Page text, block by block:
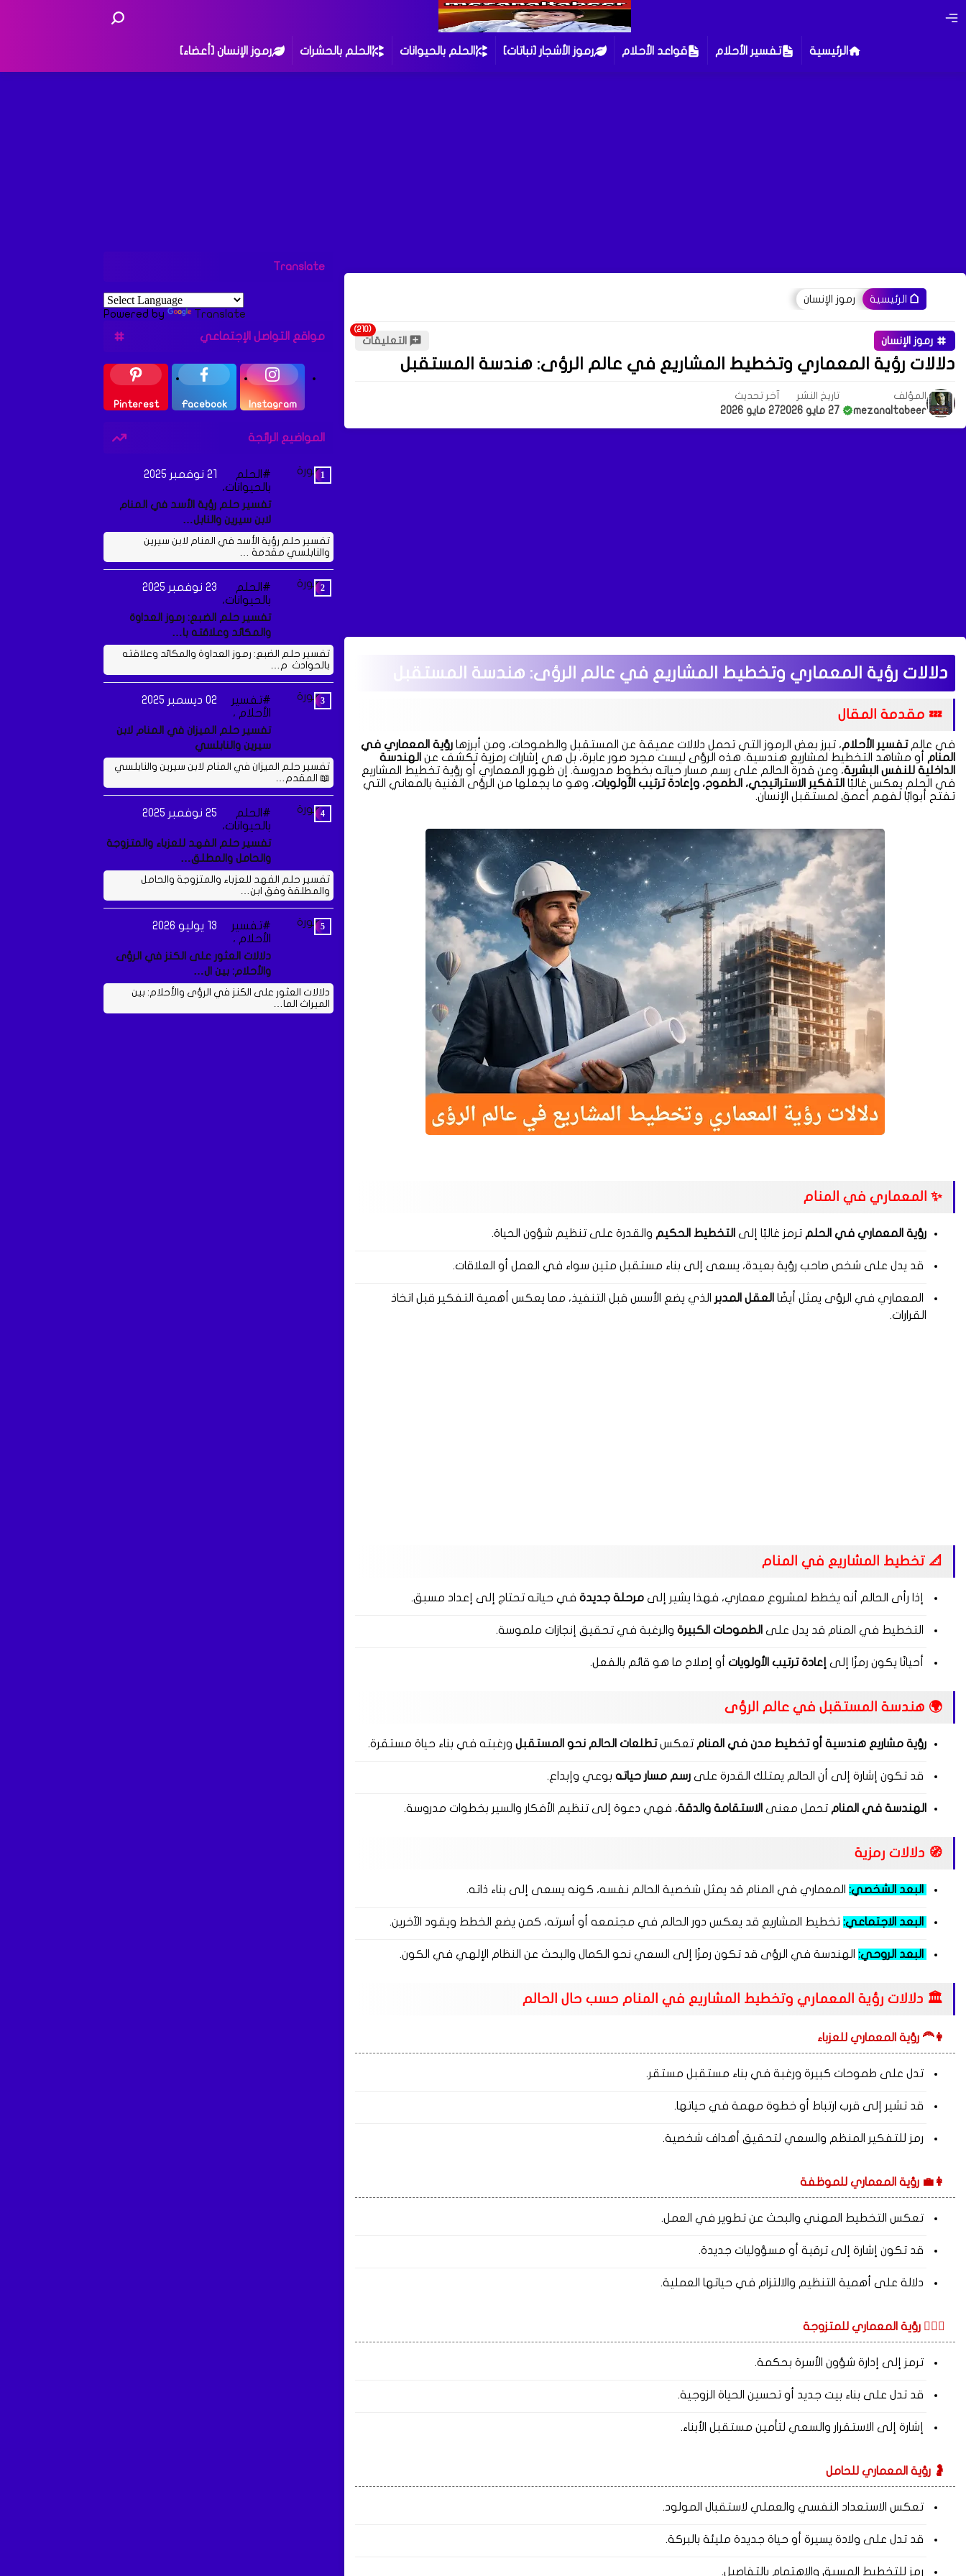
الرئيسية تفسير الأحلام قواعد الأحلام رموز الأشجار [نباتات] الحلم بالحيوانات الحلم بالحشرات رموز الإنسان [أعضاء]
الرئيسية رموز الإنسان
رموز الإنسان التعليقات
دلالات رؤية المعماري وتخطيط المشاريع في عالم الرؤى: هندسة المستقبل
المؤلف
mezanaltabeer
تاريخ النشر
27 مايو 2026
آخر تحديث
27 مايو 2026
دلالات رؤية المعماري وتخطيط المشاريع في عالم الرؤى: هندسة المستقبل
💤 مقدمة المقال
في عالمتفسير الأحلام، تبرز بعض الرموز التي تحمل دلالات عميقة عن المستقبل والطموحات، ومن أبرزها رؤية المعماري في
المنام
أو مشاهد التخطيط لمشاريع هندسية. هذه الرؤى ليست مجرد صور عابرة، بل هي إشارات رمزية تكشف عن الهندسة
الداخلية للنفس البشرية، وعن قدرة الحالم على رسم مسار حياته بخطوط مدروسة. إن ظهور المعماري أو رؤية تخطيط المشاريع
في الحلم يعكس غالبًا التفكير الاستراتيجي، الطموح، وإعادة ترتيب الأولويات، وهو ما يجعلها من الرؤى الغنية بالمعاني التي
تفتح أبوابًا لفهم أعمق لمستقبل الإنسان.
✨ المعماري في المنام
رؤية المعماري في الحلم ترمز غالبًا إلى التخطيط الحكيم والقدرة على تنظيم شؤون الحياة.
قد يدل على شخص صاحب رؤية بعيدة، يسعى إلى بناء مستقبل متين سواء في العمل أو العلاقات.
المعماري في الرؤى يمثل أيضًا العقل المدبر الذي يضع الأسس قبل التنفيذ، مما يعكس أهمية التفكير قبل اتخاذ
القرارات.
📐 تخطيط المشاريع في المنام
إذا رأى الحالم أنه يخطط لمشروع معماري، فهذا يشير إلى مرحلة جديدة في حياته تحتاج إلى إعداد مسبق.
التخطيط في المنام قد يدل على الطموحات الكبيرة والرغبة في تحقيق إنجازات ملموسة.
أحيانًا يكون رمزًا إلى إعادة ترتيب الأولويات أو إصلاح ما هو قائم بالفعل.
🌍 هندسة المستقبل في عالم الرؤى
رؤية مشاريع هندسية أو تخطيط مدن في المنام تعكستطلعات الحالم نحو المستقبل ورغبته في بناء حياة مستقرة.
قد تكون إشارة إلى أن الحالم يمتلك القدرة على رسم مسار حياته بوعي وإبداع.
الهندسة في المنام تحمل معنى الاستقامة والدقة، فهي دعوة إلى تنظيم الأفكار والسير بخطوات مدروسة.
🧭 دلالات رمزية
البعد الشخصي: المعماري في المنام قد يمثل شخصية الحالم نفسه، كونه يسعى إلى بناء ذاته.
البعد الاجتماعي: تخطيط المشاريع قد يعكس دور الحالم في مجتمعه أو أسرته، كمن يضع الخطط ويقود الآخرين.
البعد الروحي: الهندسة في الرؤى قد تكون رمزًا إلى السعي نحو الكمال والبحث عن النظام الإلهي في الكون.
🏛️ دلالات رؤية المعماري وتخطيط المشاريع في المنام حسب حال الحالم
👩‍🦰 رؤية المعماري للعزباء
تدل على طموحات كبيرة ورغبة في بناء مستقبل مستقر.
قد تشير إلى قرب ارتباط أو خطوة مهمة في حياتها.
رمز للتفكير المنظم والسعي لتحقيق أهداف شخصية.
👩‍💼 رؤية المعماري للموظفة
تعكس التخطيط المهني والبحث عن تطوير في العمل.
قد تكون إشارة إلى ترقية أو مسؤوليات جديدة.
دلالة على أهمية التنظيم والالتزام في حياتها العملية.
👩‍❤️‍👨 رؤية المعماري للمتزوجة
ترمز إلى إدارة شؤون الأسرة بحكمة.
قد تدل على بناء بيت جديد أو تحسين الحياة الزوجية.
إشارة إلى الاستقرار والسعي لتأمين مستقبل الأبناء.
🤰 رؤية المعماري للحامل
تعكس الاستعداد النفسي والعملي لاستقبال المولود.
قد تدل على ولادة يسيرة أو حياة جديدة مليئة بالبركة.
رمز للتخطيط المسبق والاهتمام بالتفاصيل.
Translate
Powered by
Translate
مواقع التواصل الإجتماعي
Instagram
Facebook
Pinterest
المواضيع الرائجة
الحلم
بالحيوانات،
21 نوفمبر 2025
تفسير حلم رؤية الأسد في المنام
لابن سيرين والنابل…
تفسير حلم رؤية الأسد في المنام لابن سيرين
والنابلسي مقدمة …
الحلم
بالحيوانات،
23 نوفمبر 2025
تفسير حلم الضبع: رموز العداوة
والمكائد وعلاقته با…
تفسير حلم الضبع: رموز العداوة والمكائد وعلاقته
بالحوادث م…
تفسير
الأحلام ،
02 ديسمبر 2025
تفسير حلم الميزان في المنام لابن
سيرين والنابلسي
تفسير حلم الميزان في المنام لابن سيرين والنابلسي
📖 المقدم…
الحلم
بالحيوانات،
25 نوفمبر 2025
تفسير حلم الفهد للعزباء والمتزوجة
والحامل والمطلق…
تفسير حلم الفهد للعزباء والمتزوجة والحامل
والمطلقة وفق ابن…
تفسير
الأحلام ،
13 يوليو 2026
دلالات العثور على الكنز في الرؤى
والأحلام: بين ال…
دلالات العثور على الكنز في الرؤى والأحلام: بين
الميراث الما…